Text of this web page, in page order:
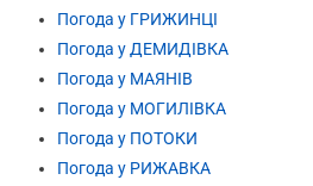
Погода у ГРИЖИНЦІ
Погода у ДЕМИДІВКА
Погода у МАЯНІВ
Погода у МОГИЛІВКА
Погода у ПОТОКИ
Погода у РИЖАВКА